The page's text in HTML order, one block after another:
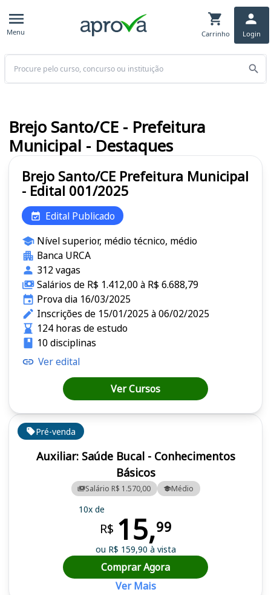
Menu Carrinho Login
Buscar
Pré-venda
Auxiliar: Saúde Bucal - Conhecimentos
Básicos
Salário R$ 1.570,00 Médio
10x de
R$ 15,99
ou R$ 159,90 à vista
Comprar Agora
Ver Mais
Brejo Santo/CE Prefeitura Municipal
- Edital 001/2025
Edital Publicado
Nível superior, médio técnico, médio
Banca URCA
312 vagas
Salários de R$ 1.412,00 à R$ 6.688,79
Prova dia 16/03/2025
Inscrições de 15/01/2025 à 06/02/2025
124 horas de estudo
10 disciplinas
Ver edital
Ver Cursos
Brejo Santo/CE - Prefeitura
Municipal - Destaques